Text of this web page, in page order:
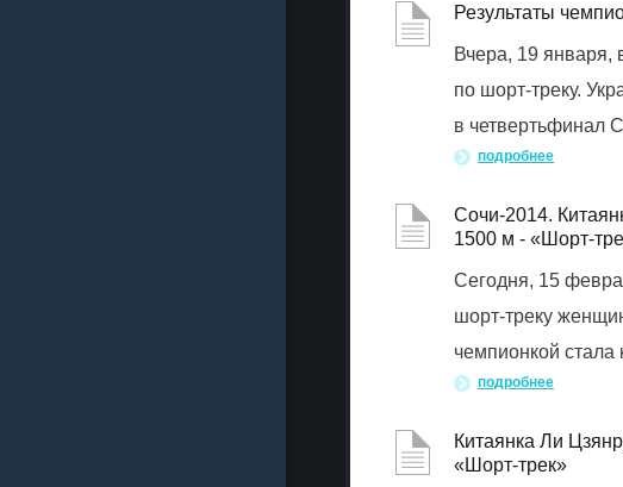
Результаты
Вчера, 19
по шорт-треку.
в четвертьфинал
подробнее
Сочи-2014.
1500 м - «Шорт-
Сегодня, 15
шорт-треку
чемпионкой стала
подробнее
Китаянка Ли
«Шорт-трек»